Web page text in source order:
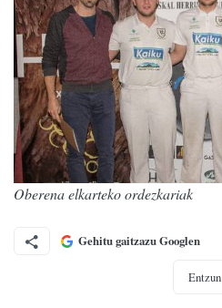
Oberena elkarteko ordezkariak
Gehitu gaitzazu Googlen
Entzun